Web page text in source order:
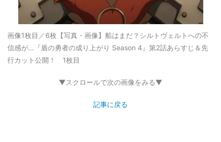
画像1枚目／6枚 【写真・画像】船はまだ？シルトヴェルトへの不
信感が…『盾の勇者の成り上がり Season 4』第2話あらすじ＆先
行カット公開！ 1枚目
▼スクロールで次の画像をみる▼
記事に戻る